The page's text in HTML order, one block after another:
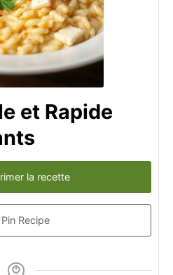
et Rapide
la recette
Pin Recipe